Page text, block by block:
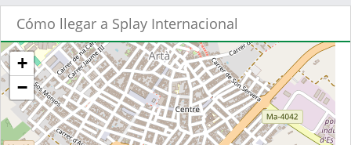
Cómo llegar a Splay Internacional
+
−